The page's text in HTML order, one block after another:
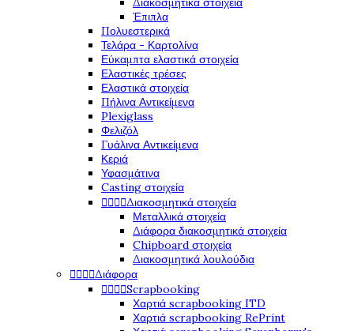
Έπιπλα
Πολυεστερικά
Τελάρα - Καρτολίνα
Εύκαμπτα ελαστικά στοιχεία
Ελαστικές τρέσες
Ελαστικά στοιχεία
Πήλινα Αντικείμενα
Plexiglass
Φελιζόλ
Γυάλινα Αντικείμενα
Κεριά
Υφασμάτινα
Casting στοιχεία
Διακοσμητικά στοιχεία
Μεταλλικά στοιχεία
Διάφορα διακοσμητικά στοιχεία
Chipboard στοιχεία
Διακοσμητικά λουλούδια
Διάφορα
Scrapbooking
Χαρτιά scrapbooking ITD
Χαρτιά scrapbooking RePrint